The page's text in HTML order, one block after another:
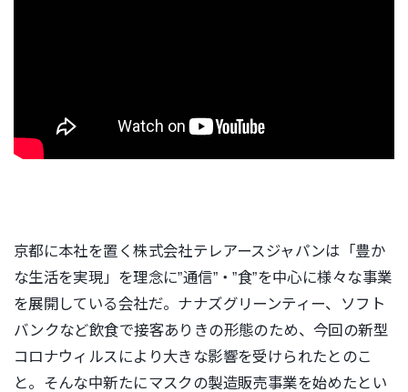
京都に本社を置く株式会社テレアースジャパンは「豊か
な生活を実現」を理念に”通信”・”食”を中心に様々な事業
を展開している会社だ。ナナズグリーンティー、ソフト
バンクなど飲食で接客ありきの形態のため、今回の新型
コロナウィルスにより大きな影響を受けられたとのこ
と。そんな中新たにマスクの製造販売事業を始めたとい